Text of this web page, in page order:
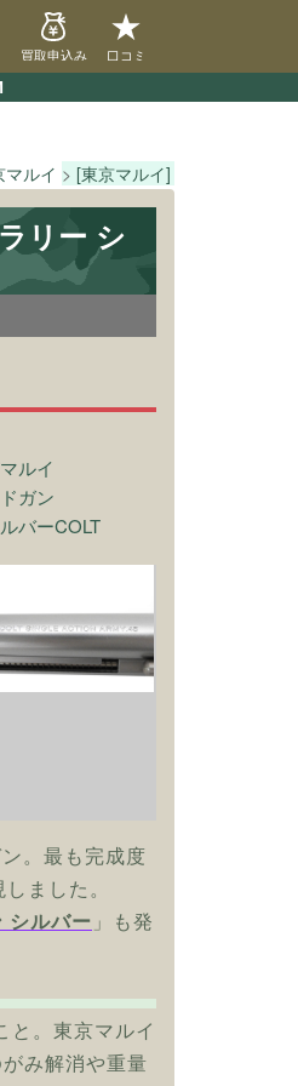
買取申込み 口コミ
マルイ [東京マルイ] SAA.45 アーテ
リー シ
ルイ
ガン
バーCOLT
。最も完成度
ました。
シルバー 」も発
と。東京マルイ
み解消や重量